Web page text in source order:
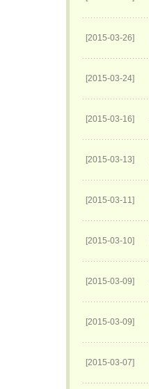
[2015-03-26]
[2015-03-24]
[2015-03-16]
[2015-03-13]
[2015-03-11]
[2015-03-10]
[2015-03-09]
[2015-03-09]
[2015-03-07]